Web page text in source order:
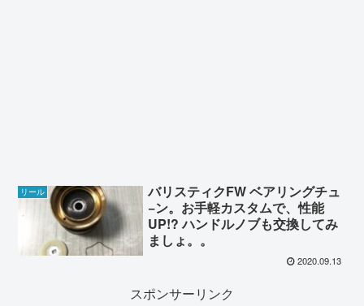
リール
バリスティクFW ベアリングチュ
−ン。お手軽カスタムで、性能
UP!? ハンドルノブも交換してみ
ましょ。。
2020.09.13
スポンサーリンク